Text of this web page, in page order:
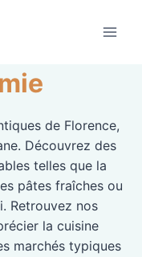
de Florence,
Découvrez des
telles que la
pâtes fraîches ou
Retrouvez nos
la cuisine
marchés typiques